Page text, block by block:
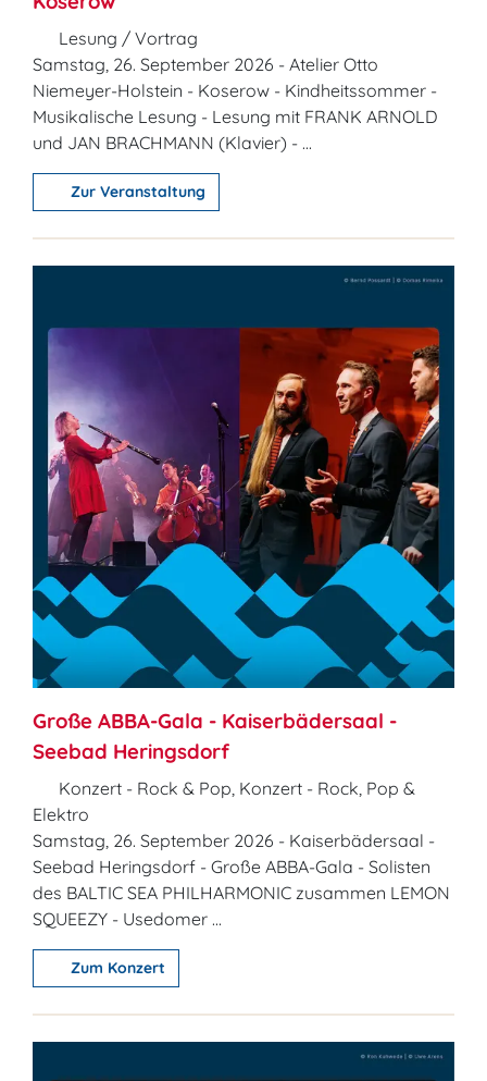
Lesung / Vortrag
Samstag, 26. September 2026 - Atelier Otto
Niemeyer-Holstein - Koserow - Kindheitssommer -
Musikalische Lesung - Lesung mit FRANK ARNOLD
und JAN BRACHMANN (Klavier) - ...
Zur Veranstaltung
Große ABBA-Gala - Kaiserbädersaal -
Seebad Heringsdorf
Konzert - Rock & Pop, Konzert - Rock, Pop &
Elektro
Samstag, 26. September 2026 - Kaiserbädersaal -
Seebad Heringsdorf - Große ABBA-Gala - Solisten
des BALTIC SEA PHILHARMONIC zusammen LEMON
SQUEEZY - Usedomer ...
Zum Konzert